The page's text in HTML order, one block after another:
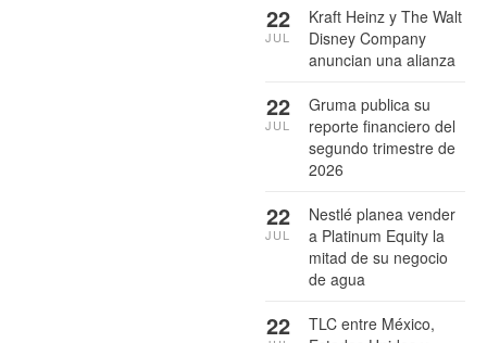
Kraft Heinz y The Walt
Disney Company
anuncian una alianza
22
JUL
Gruma publica su
reporte financiero del
segundo trimestre de
2026
22
JUL
Nestlé planea vender
a Platinum Equity la
mitad de su negocio
de agua
22
JUL
TLC entre México,
22